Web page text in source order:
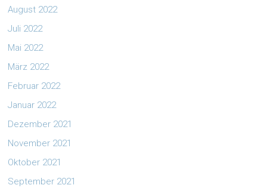
August 2022
Juli 2022
Mai 2022
März 2022
Februar 2022
Januar 2022
Dezember 2021
November 2021
Oktober 2021
September 2021